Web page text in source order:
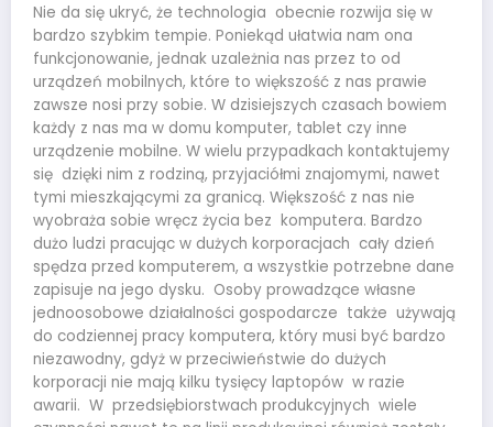
Nie da się ukryć, że technologia obecnie rozwija się w
bardzo szybkim tempie. Poniekąd ułatwia nam ona
funkcjonowanie, jednak uzależnia nas przez to od
urządzeń mobilnych, które to większość z nas prawie
zawsze nosi przy sobie. W dzisiejszych czasach bowiem
każdy z nas ma w domu komputer, tablet czy inne
urządzenie mobilne. W wielu przypadkach kontaktujemy
się dzięki nim z rodziną, przyjaciółmi znajomymi, nawet
tymi mieszkającymi za granicą. Większość z nas nie
wyobraża sobie wręcz życia bez komputera. Bardzo
dużo ludzi pracując w dużych korporacjach cały dzień
spędza przed komputerem, a wszystkie potrzebne dane
zapisuje na jego dysku. Osoby prowadzące własne
jednoosobowe działalności gospodarcze także używają
do codziennej pracy komputera, który musi być bardzo
niezawodny, gdyż w przeciwieństwie do dużych
korporacji nie mają kilku tysięcy laptopów w razie
awarii. W przedsiębiorstwach produkcyjnych wiele